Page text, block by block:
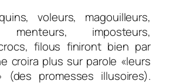
voleurs, magouilleurs,
menteurs, imposteurs,
filous finiront bien par
croira plus sur parole «leurs
(des promesses illusoires).